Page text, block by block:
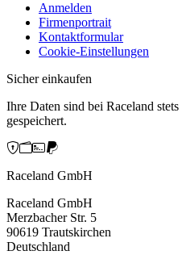
Anmelden
Firmenportrait
Kontaktformular
Cookie-Einstellungen
Sicher einkaufen
Ihre Daten sind bei Raceland
gespeichert.
Raceland GmbH
Raceland GmbH
Merzbacher Str. 5
90619 Trautskirchen
Deutschland